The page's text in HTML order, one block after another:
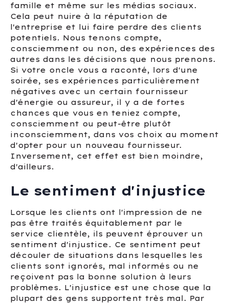
famille et même sur les médias sociaux.
Cela peut nuire à la réputation de
l'entreprise et lui faire perdre des clients
potentiels. Nous tenons compte,
consciemment ou non, des expériences des
autres dans les décisions que nous prenons.
Si votre oncle vous a raconté, lors d'une
soirée, ses expériences particulièrement
négatives avec un certain fournisseur
d'énergie ou assureur, il y a de fortes
chances que vous en teniez compte,
consciemment ou peut-être plutôt
inconsciemment, dans vos choix au moment
d'opter pour un nouveau fournisseur.
Inversement, cet effet est bien moindre,
d'ailleurs.
Le sentiment d'injustice
Lorsque les clients ont l'impression de ne
pas être traités équitablement par le
service clientèle, ils peuvent éprouver un
sentiment d'injustice. Ce sentiment peut
découler de situations dans lesquelles les
clients sont ignorés, mal informés ou ne
reçoivent pas la bonne solution à leurs
problèmes. L'injustice est une chose que la
plupart des gens supportent très mal. Par